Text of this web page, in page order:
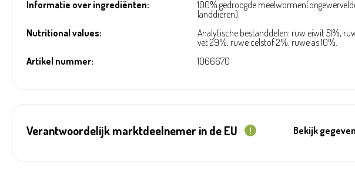
Informatie over ingrediënten:
100% gedroogde
landdieren).
Nutritional values:
Analytische bestanddelen: ruw eiwit 51%,
vet 29%, ruwe celstof 2%, ruwe as 10%.
Artikel nummer:
1066670
Verantwoordelijk marktdeelnemer in de EU ! Bekijk